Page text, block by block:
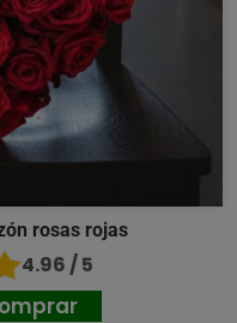
rosas rojas
4.96 / 5